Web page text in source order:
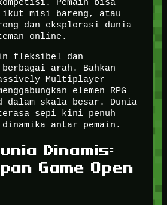
ikut misi bareng, atau
dan eksplorasi dunia
online.
fleksibel dan
berbagai arah. Bahkan
Multiplayer
elemen RPG
dalam skala besar. Dunia
sepi kini penuh
antar pemain.
Dinamis:
Game Open